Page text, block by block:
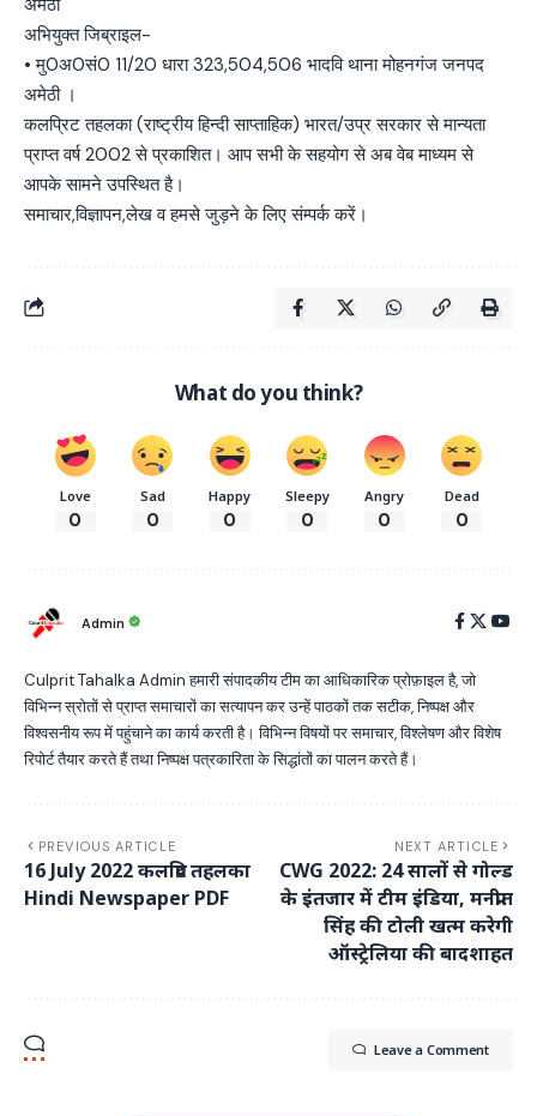
अभियुक्त जिब्राइल-
• मु0अ0सं0 11/20 धारा 323,504,506 भादवि थाना मोहनगंज जनपद
अमेठी ।
कलप्रिट तहलका (राष्ट्रीय हिन्दी साप्ताहिक) भारत/उप्र सरकार से मान्यता
प्राप्त वर्ष 2002 से प्रकाशित। आप सभी के सहयोग से अब वेब माध्यम से
आपके सामने उपस्थित है।
समाचार,विज्ञापन,लेख व हमसे जुड़ने के लिए संम्पर्क करें।
What do you think?
Love
0
Sad
0
Happy
0
Sleepy
0
Angry
0
Dead
0
Admin
Culprit Tahalka Admin हमारी संपादकीय टीम का आधिकारिक प्रोफ़ाइल है, जो
विभिन्न स्रोतों से प्राप्त समाचारों का सत्यापन कर उन्हें पाठकों तक सटीक, निष्पक्ष और
विश्वसनीय रूप में पहुंचाने का कार्य करती है। विभिन्न विषयों पर समाचार, विश्लेषण और विशेष
रिपोर्ट तैयार करते हैं तथा निष्पक्ष पत्रकारिता के सिद्धांतों का पालन करते हैं।
PREVIOUS ARTICLE
16 July 2022 कलप्रिट तहलका
Hindi Newspaper PDF
NEXT ARTICLE
CWG 2022: 24 सालों से गोल्ड
के इंतजार में टीम इंडिया, मनप्रीत
सिंह की टोली खत्म करेगी
ऑस्ट्रेलिया की बादशाहत
Leave a Comment